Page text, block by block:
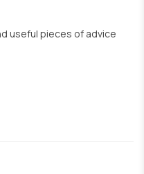
useful pieces of advice